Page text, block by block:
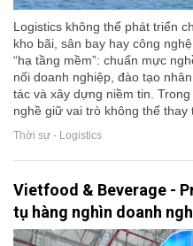
Logistics không thể phát triển
kho bãi, sân bay hay công
“hạ tầng mềm”: chuẩn mực
nối doanh nghiệp, đào tạo
tác và xây dựng niềm tin.
nghề giữ vai trò không thể thay
Thời sự - Logistics
Vietfood & Beverage -
tụ hàng nghìn doanh